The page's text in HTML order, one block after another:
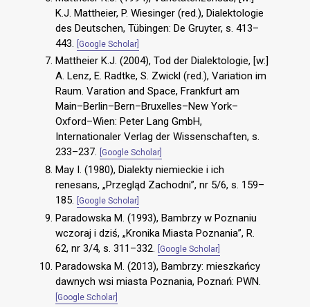
K.J. Mattheier, P. Wiesinger (red.), Dialektologie
des Deutschen, Tübingen: De Gruyter, s. 413–
443.
[Google Scholar]
Mattheier K.J. (2004), Tod der Dialektologie, [w:]
A. Lenz, E. Radtke, S. Zwickl (red.), Variation im
Raum. Varation and Space, Frankfurt am
Main–Berlin–Bern–Bruxelles–New York–
Oxford–Wien: Peter Lang GmbH,
Internationaler Verlag der Wissenschaften, s.
233–237.
[Google Scholar]
May I. (1980), Dialekty niemieckie i ich
renesans, „Przegląd Zachodni”, nr 5/6, s. 159–
185.
[Google Scholar]
Paradowska M. (1993), Bambrzy w Poznaniu
wczoraj i dziś, „Kronika Miasta Poznania”, R.
62, nr 3/4, s. 311–332.
[Google Scholar]
Paradowska M. (2013), Bambrzy: mieszkańcy
dawnych wsi miasta Poznania, Poznań: PWN.
[Google Scholar]